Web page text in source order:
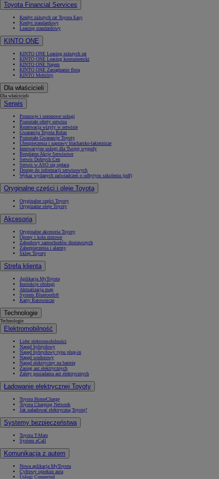
Toyota Financial Services
Kredyt niższych rat Toyota Easy
Kredyt standardowy
Leasing standardowy
KINTO ONE
KINTO ONE Leasing niższych rat
KINTO ONE Leasing konsumencki
KINTO ONE Najem
KINTO ONE Zarządzanie flotą
KINTO Mobility
Dla właścicieli
Dla właścicieli
Serwis
Promocje i sezonowe usługi
Pozostałe oferty serwisu
Rezerwacja wizyty w serwisie
Gwarancja Toyota Relax
Pozostałe Gwarancje Toyoty
Ubezpieczenia i naprawy blacharsko-lakiernicze
Innowacyjne usługi dla Twojej wygody
Bezpłatne Akcje Serwisowe
Serwis Dobrych Cen
Serwis w ASO się opłaca
Dostęp do informacji serwisowych
Wykaz wydanych zaświadczeń o odbytym szkoleniu (pdf)
Oryginalne części i oleje Toyota
Oryginalne części Toyoty
Oryginalne oleje Toyoty
Akcesoria
Oryginalne akcesoria Toyoty
Opony i koła zimowe
Zabudowy samochodów dostawczych
Zabezpieczenia i alarmy
Sklep Toyoty
Strefa klienta
Aplikacja MyToyota
Instrukcje obsługi
Aktualizacja map
System Bluetooth®
Karty Ratownicze
Technologie
Technologie
Elektromobilność
Lider elektromobilności
Napęd hybrydowy
Napęd hybrydowy typu plug-in
Napęd wodorowy
Napęd elektryczny na baterię
Zasięg aut elektrycznych
Zalety posiadania aut elektrycznych
Ładowanie elektrycznej Toyoty
Toyota HomeCharge
Toyota Charging Network
Jak naładować elektryczną Toyotę?
Systemy bezpieczeństwa
Toyota T-Mate
System eCall
Komunikacja z autem
Nowa aplikacja MyToyota
Cyfrowy opiekun auta
Usługi Connected